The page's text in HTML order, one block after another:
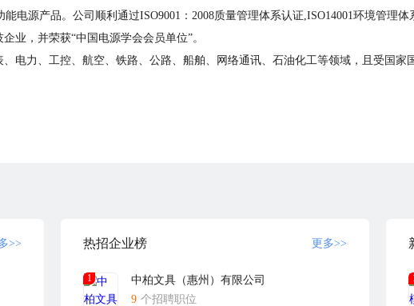
电源产品。公司顺利通过ISO9001：2008质量管理体系认证,ISO14001环境管理
业，并荣获“中国电源学会会员单位”。
电力、工控、航空、铁路、公路、船舶、网络通讯、石油化工等领域，且受国家
>> 热招企业榜 更多>>
1
中柏文具（惠州）有限公司
9 个招聘职位